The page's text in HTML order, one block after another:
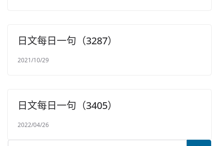
日文每日一句（3287）
2021/10/29
日文每日一句（3405）
2022/04/26